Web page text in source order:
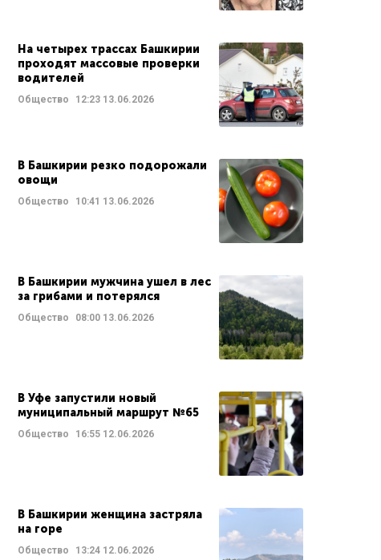
На четырех трассах Башкирии
проходят массовые проверки
водителей
Общество 12:23 13.06.2026
В Башкирии резко подорожали
овощи
Общество 10:41 13.06.2026
В Башкирии мужчина ушел в лес
за грибами и потерялся
Общество 08:00 13.06.2026
В Уфе запустили новый
муниципальный маршрут №65
Общество 16:55 12.06.2026
В Башкирии женщина застряла
на горе
Общество 13:24 12.06.2026